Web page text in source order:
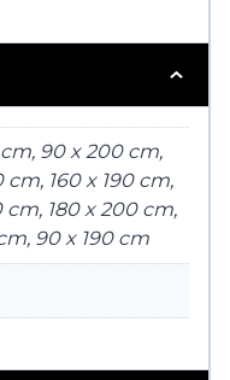
90 x 200 cm,
cm, 160 x 190 cm,
cm, 180 x 200 cm,
90 x 190 cm